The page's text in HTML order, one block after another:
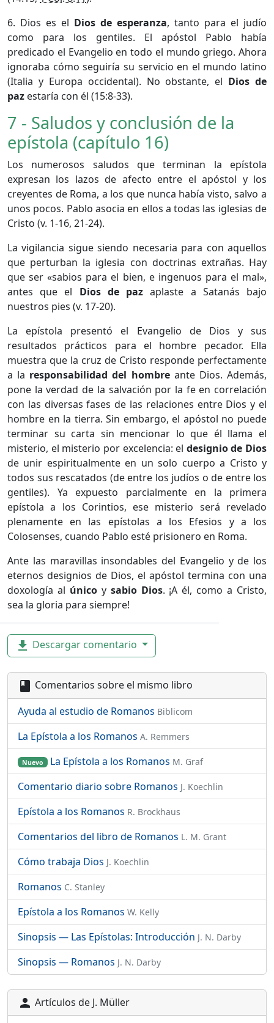
6. Dios es el Dios de esperanza, tanto para el judío
como para los gentiles. El apóstol Pablo había
predicado el Evangelio en todo el mundo griego. Ahora
ignoraba cómo seguiría su servicio en el mundo latino
(Italia y Europa occidental). No obstante, el Dios de
paz estaría con él (15:8-33).
7 - Saludos y conclusión de la
epístola (capítulo 16)
Los numerosos saludos que terminan la epístola
expresan los lazos de afecto entre el apóstol y los
creyentes de Roma, a los que nunca había visto, salvo a
unos pocos. Pablo asocia en ellos a todas las iglesias de
Cristo (v. 1-16, 21-24).
La vigilancia sigue siendo necesaria para con aquellos
que perturban la iglesia con doctrinas extrañas. Hay
que ser «sabios para el bien, e ingenuos para el mal»,
antes que el Dios de pazaplaste a Satanás bajo
nuestros pies (v. 17-20).
La epístola presentó el Evangelio de Dios y sus
resultados prácticos para el hombre pecador. Ella
muestra que la cruz de Cristo responde perfectamente
a la responsabilidad del hombreante Dios. Además,
pone la verdad de la salvación por la fe en correlación
con las diversas fases de las relaciones entre Dios y el
hombre en la tierra. Sin embargo, el apóstol no puede
terminar su carta sin mencionar lo que él llama el
misterio, el misterio por excelencia: el designio de Dios
de unir espiritualmente en un solo cuerpo a Cristo y
todos sus rescatados (de entre los judíos o de entre los
gentiles). Ya expuesto parcialmente en la primera
epístola a los Corintios, ese misterio será revelado
plenamente en las epístolas a los Efesios y a los
Colosenses, cuando Pablo esté prisionero en Roma.
Ante las maravillas insondables del Evangelio y de los
eternos designios de Dios, el apóstol termina con una
doxología al únicoy sabio Dios. ¡A él, como a Cristo,
sea la gloria para siempre!
file_download Descargar comentario
book
Comentarios sobre el mismo libro
Ayuda al estudio de Romanos Biblicom
La Epístola a los Romanos A. Remmers
Nuevo La Epístola a los Romanos M. Graf
Comentario diario sobre Romanos J. Koechlin
Epístola a los Romanos R. Brockhaus
Comentarios del libro de Romanos L. M. Grant
Cómo trabaja Dios J. Koechlin
Romanos C. Stanley
Epístola a los Romanos W. Kelly
Sinopsis — Las Epístolas: Introducción J. N. Darby
Sinopsis — Romanos J. N. Darby
person Artículos de J. Müller